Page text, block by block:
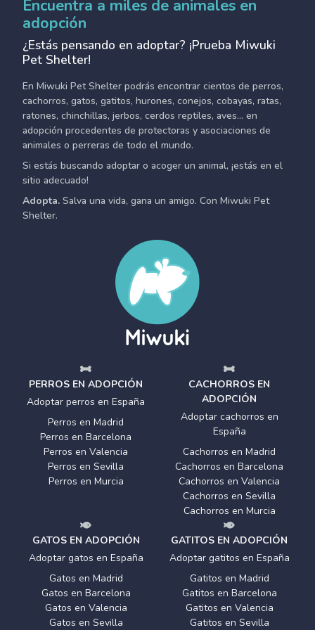
Encuentra a miles de animales en
adopción
¿Estás pensando en adoptar? ¡Prueba Miwuki
Pet Shelter!
En Miwuki Pet Shelter podrás encontrar cientos de perros,
cachorros, gatos, gatitos, hurones, conejos, cobayas, ratas,
ratones, chinchillas, jerbos, cerdos reptiles, aves... en
adopción procedentes de protectoras y asociaciones de
animales o perreras de todo el mundo.
Si estás buscando adoptar o acoger un animal, ¡estás en el
sitio adecuado!
Adopta. Salva una vida, gana un amigo. Con Miwuki Pet
Shelter.
PERROS EN ADOPCIÓN
Adoptar perros en España
Perros en Madrid
Perros en Barcelona
Perros en Valencia
Perros en Sevilla
Perros en Murcia
CACHORROS EN
ADOPCIÓN
Adoptar cachorros en
España
Cachorros en Madrid
Cachorros en Barcelona
Cachorros en Valencia
Cachorros en Sevilla
Cachorros en Murcia
GATOS EN ADOPCIÓN
Adoptar gatos en España
Gatos en Madrid
Gatos en Barcelona
Gatos en Valencia
Gatos en Sevilla
GATITOS EN ADOPCIÓN
Adoptar gatitos en España
Gatitos en Madrid
Gatitos en Barcelona
Gatitos en Valencia
Gatitos en Sevilla